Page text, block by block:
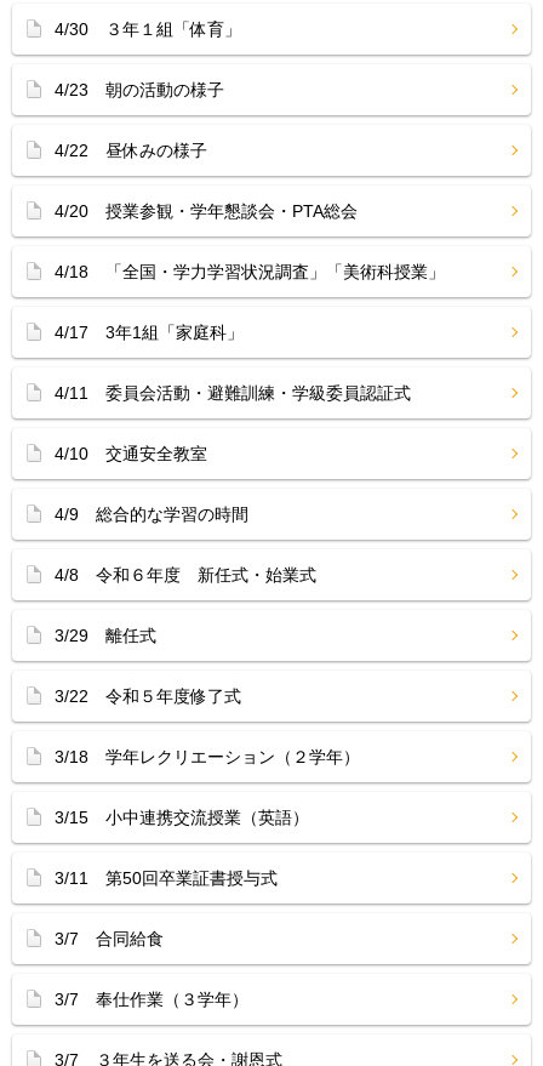
4/30 ３年１組「体育」
4/23 朝の活動の様子
4/22 昼休みの様子
4/20 授業参観・学年懇談会・PTA総会
4/18 「全国・学力学習状況調査」「美術科授業」
4/17 3年1組「家庭科」
4/11 委員会活動・避難訓練・学級委員認証式
4/10 交通安全教室
4/9 総合的な学習の時間
4/8 令和６年度 新任式・始業式
3/29 離任式
3/22 令和５年度修了式
3/18 学年レクリエーション（２学年）
3/15 小中連携交流授業（英語）
3/11 第50回卒業証書授与式
3/7 合同給食
3/7 奉仕作業（３学年）
3/7 ３年生を送る会・謝恩式